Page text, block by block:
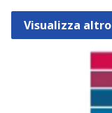
Visualizza altro